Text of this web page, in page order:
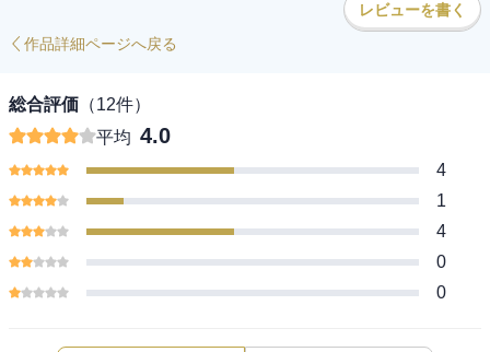
レビューを書く
作品詳細ページへ戻る
総合評価 （12件）
平均 4.0
4
1
4
0
0